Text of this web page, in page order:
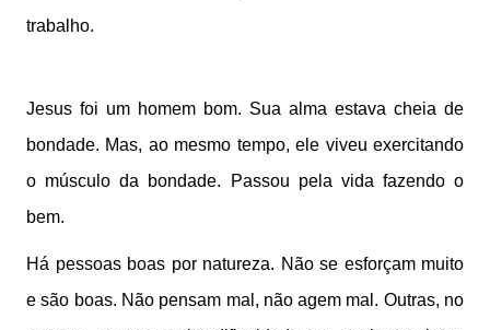
trabalho.
Jesus foi um homem bom. Sua alma estava cheia de
bondade. Mas, ao mesmo tempo, ele viveu exercitando
o músculo da bondade. Passou pela vida fazendo o
bem.
Há pessoas boas por natureza. Não se esforçam muito
e são boas. Não pensam mal, não agem mal. Outras, no